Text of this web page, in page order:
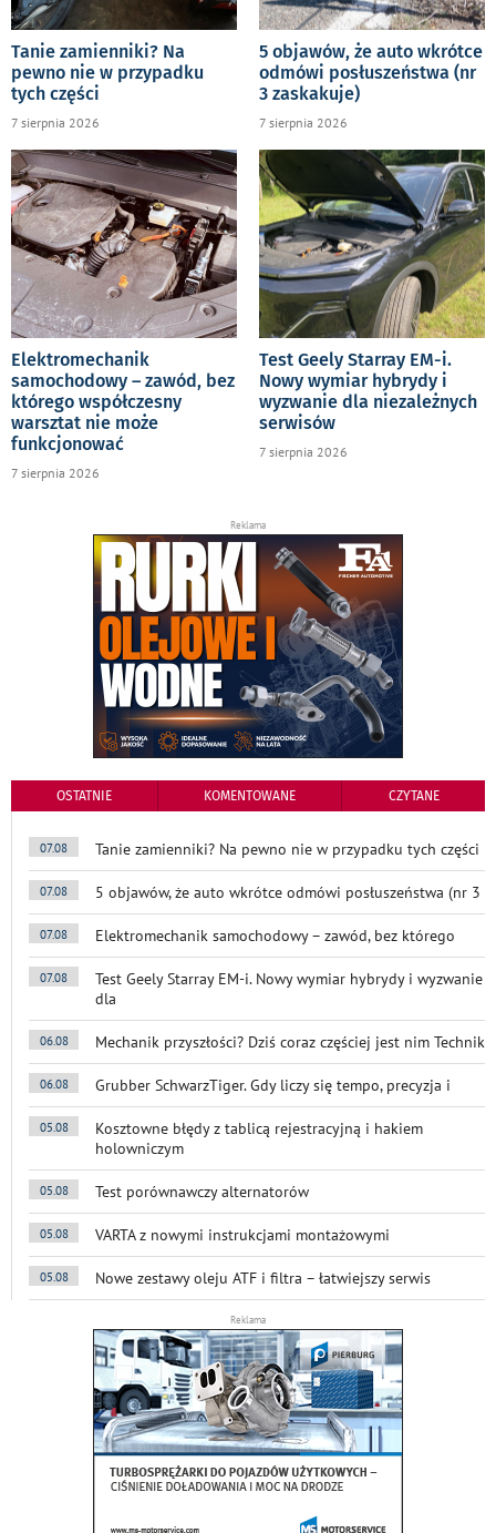
Tanie zamienniki? Na
pewno nie w przypadku
tych części
7 sierpnia 2026
5 objawów, że auto wkrótce
odmówi posłuszeństwa (nr
3 zaskakuje)
7 sierpnia 2026
Elektromechanik
samochodowy – zawód, bez
którego współczesny
warsztat nie może
funkcjonować
7 sierpnia 2026
Test Geely Starray EM-i.
Nowy wymiar hybrydy i
wyzwanie dla niezależnych
serwisów
7 sierpnia 2026
Reklama
OSTATNIE KOMENTOWANE CZYTANE
07.08 Tanie zamienniki? Na pewno nie w przypadku tych części
07.08 5 objawów, że auto wkrótce odmówi posłuszeństwa (nr 3
07.08 Elektromechanik samochodowy – zawód, bez którego
07.08
Test Geely Starray EM-i. Nowy wymiar hybrydy i wyzwanie
dla
06.08 Mechanik przyszłości? Dziś coraz częściej jest nim Technik
06.08 Grubber SchwarzTiger. Gdy liczy się tempo, precyzja i
05.08
Kosztowne błędy z tablicą rejestracyjną i hakiem
holowniczym
05.08 Test porównawczy alternatorów
05.08 VARTA z nowymi instrukcjami montażowymi
05.08 Nowe zestawy oleju ATF i filtra – łatwiejszy serwis
Reklama